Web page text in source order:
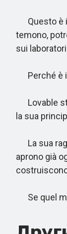
Questo è il
temono,
sui
Perché è
Lovable
la sua
La sua
aprono già
Se quel